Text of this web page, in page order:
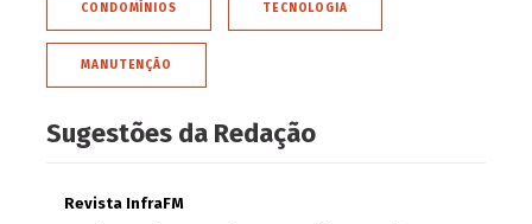
CONDOMÍNIOS TECNOLOGIA
MANUTENÇÃO
Sugestões da Redação
Revista InfraFM